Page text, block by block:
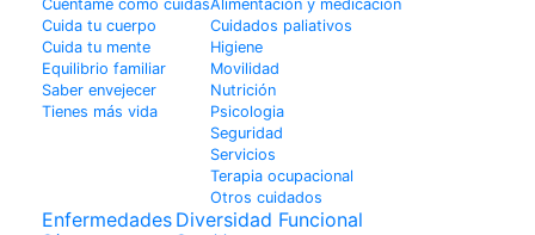
Cuéntame como cuidas
Cuida tu cuerpo
Cuida tu mente
Equilibrio familiar
Saber envejecer
Tienes más vida
Alimentación y medicación
Cuidados paliativos
Higiene
Movilidad
Nutrición
Psicologia
Seguridad
Servicios
Terapia ocupacional
Otros cuidados
Enfermedades Diversidad Funcional